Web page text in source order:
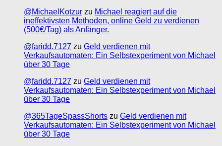
@MichaelKotzur zu Michael reagiert auf die
ineffektivsten Methoden, online Geld zu verdienen
(500€/Tag) als Anfänger.
@faridd.7127 zu Geld verdienen mit
Verkaufsautomaten: Ein Selbstexperiment von Michael
über 30 Tage
@faridd.7127 zu Geld verdienen mit
Verkaufsautomaten: Ein Selbstexperiment von Michael
über 30 Tage
@365TageSpassShorts zu Geld verdienen mit
Verkaufsautomaten: Ein Selbstexperiment von Michael
über 30 Tage